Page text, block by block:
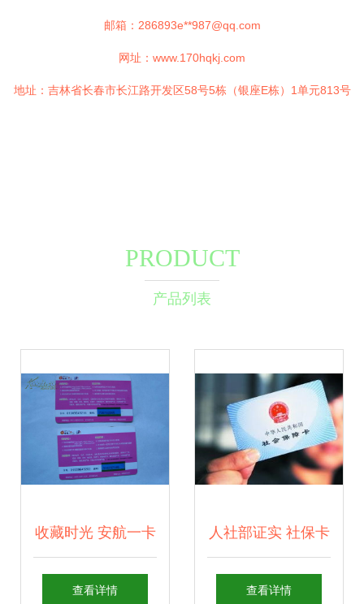
邮箱：286893e**987@qq.com
网址： www.170hqkj.com
地址：吉林省长春市长江路开发区58号5栋（银座E栋）1单元813号
PRODUCT
产品列表
收藏时光 安航一卡
通游戏点卡的面值
查看详情
人社部证实 社保卡
号与身份证号实现
查看详情